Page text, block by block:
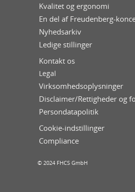
Kvalitet og ergonomi
En del af Freudenberg-
Nyhedsarkiv
Ledige stillinger
Kontakt os
Legal
Virksomhedsoplysninger
Disclaimer/Rettigheder og
Persondatapolitik
Cookie-indstillinger
Compliance
© 2024 FHCS GmbH